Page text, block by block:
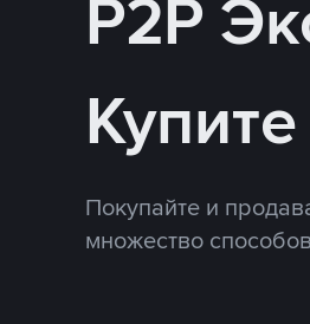
P2P
Покупайте и
множество